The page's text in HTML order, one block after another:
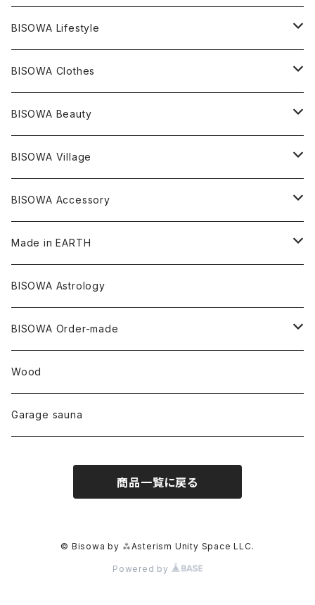
ツインソウル
メタモルフォーゼス
クォーツインクォーツ
ガーデンクォーツ
アクアマリン
デュモルチェライト
タンザナイト
ムーンストーン
ルチルクォーツ
ヒマラヤ
ブラジル
中国
アメリカ
絹麻 ~kenma~
宇佐美聖子
Others
ブレスレット
宇佐美聖子
Others
リング
サンキャッチャー
ヘアアクセサリー
イヤリング
キーホルダー
ヘンプ
オーガニックコットン
PANTS
ヘンプ
オーガニックコットン
T-SHIRT
オーガニックコットン
ヘンプコットン
leggings
ヘンプ
オーガニックコットン
Others
ヘンプ
オーガニックコットン
Underwear
のるすく
BISOWA Lifestyle
Music
宇佐美聖子
Niceness Music
浄化アイテム
Cosmic Hemp 麻炭
セージ
オラクルカード
キャンドル
HAZE 和蝋燭
縁キャンドル
陶器
大蝶恵美子
Tomoko Uemura Art 麻炭陶器
Cosmic hemp
YUGEN GLASS
others
foods
BISOWA Clothes
麻
絹
Others
オーガニックコットン
バンブー
オーガニックフリース
BISOWA Beauty
ヘンプオイル
BISOWA Village
Bisowa Club Room
BISOWA Accessory
ヘアゴム
宇佐美聖子
Made in EARTH
Misakubo Japan
碧-AOI-の松葉天然酵母パン
Uwajima Japan
BISOWA Astrology
BISOWA Order-made
∞Seiko Usami∞
Wood
Garage sauna
商品一覧に戻る
© Bisowa by ⁂Asterism Unity Space LLC.
Powered by